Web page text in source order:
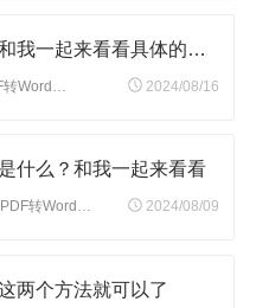
PDF转Word的方法是什么？和我一起来看看具体的操作步骤
2024/08/16
什么？和我一起来看看
PDF转Word格式步骤 2024/08/09
两个方法就可以了